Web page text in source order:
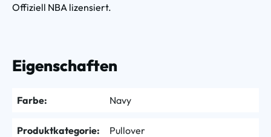
Offiziell NBA lizensiert.
Eigenschaften
Farbe: Navy
Produktkategorie: Pullover